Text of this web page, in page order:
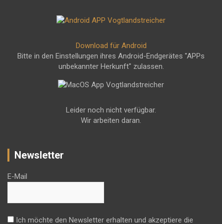
Download für Android
Bitte in den Einstellungen ihres Android-Endgerätes "APPs
unbekannter Herkunft" zulassen.
Leider noch nicht verfügbar.
Wir arbeiten daran.
Newsletter
E-Mail
Ich möchte den Newsletter erhalten und akzeptiere die